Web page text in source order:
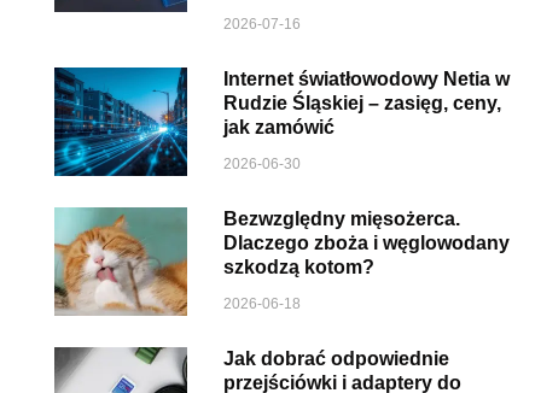
2026-07-16
Internet światłowodowy Netia w
Rudzie Śląskiej – zasięg, ceny,
jak zamówić
2026-06-30
Bezwzględny mięsożerca.
Dlaczego zboża i węglowodany
szkodzą kotom?
2026-06-18
Jak dobrać odpowiednie
przejściówki i adaptery do